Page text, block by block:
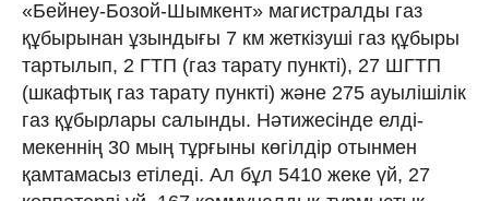
«Бейнеу-Бозой-Шымкент» магистралды газ
құбырынан ұзындығы 7 км жеткізуші газ құбыры
тартылып, 2 ГТП (газ тарату пункті), 27 ШГТП
(шкафтық газ тарату пункті) және 275 ауылішілік
газ құбырлары салынды. Нәтижесінде елді-
мекеннің 30 мың тұрғыны көгілдір отынмен
қамтамасыз етіледі. Ал бұл 5410 жеке үй, 27